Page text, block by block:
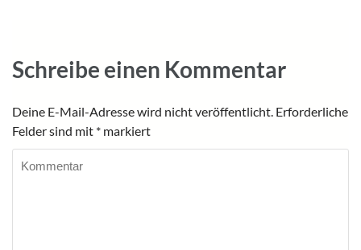
Schreibe einen Kommentar
Deine E-Mail-Adresse wird nicht veröffentlicht. Erforderliche
Felder sind mit * markiert